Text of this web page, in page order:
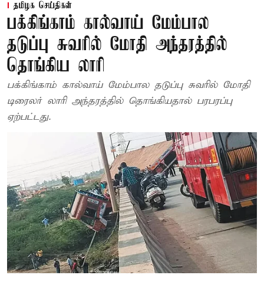
தமிழக செய்திகள்
பக்கிங்காம் கால்வாய் மேம்பால
தடுப்பு சுவரில் மோதி அந்தரத்தில்
தொங்கிய லாரி
பக்கிங்காம் கால்வாய் மேம்பால தடுப்பு சுவரில் மோதி
டிரைலர் லாரி அந்தரத்தில் தொங்கியதால் பரபரப்பு
ஏற்பட்டது.